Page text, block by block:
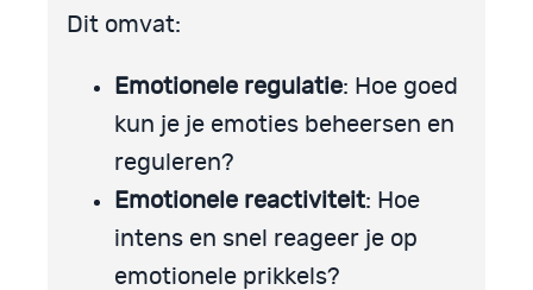
Dit omvat:
Emotionele regulatie: Hoe goed
kun je je emoties beheersen en
reguleren?
Emotionele reactiviteit: Hoe
intens en snel reageer je op
emotionele prikkels?